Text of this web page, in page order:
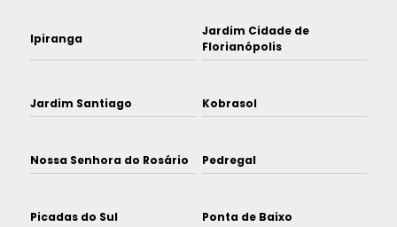
Ipiranga
Jardim Cidade de
Florianópolis
Jardim Santiago Kobrasol
Nossa Senhora do Rosário Pedregal
Picadas do Sul Ponta de Baixo